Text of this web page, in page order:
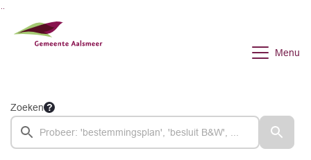
Menu
Zoeken